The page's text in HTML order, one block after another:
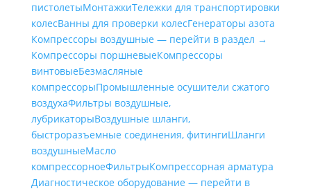
пистолетыМонтажкиТележки для транспортировки
колесВанны для проверки колесГенераторы азота
Компрессоры воздушные — перейти в раздел →
Компрессоры поршневыеКомпрессоры
винтовыеБезмасляные
компрессорыПромышленные осушители сжатого
воздухаФильтры воздушные,
лубрикаторыВоздушные шланги,
быстроразъемные соединения, фитингиШланги
воздушныеМасло
компрессорноеФильтрыКомпрессорная арматура
Диагностическое оборудование — перейти в